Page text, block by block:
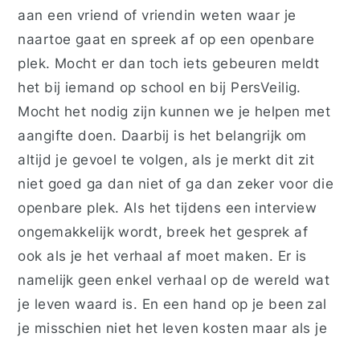
aan een vriend of vriendin weten waar je
naartoe gaat en spreek af op een openbare
plek. Mocht er dan toch iets gebeuren meldt
het bij iemand op school en bij PersVeilig.
Mocht het nodig zijn kunnen we je helpen met
aangifte doen. Daarbij is het belangrijk om
altijd je gevoel te volgen, als je merkt dit zit
niet goed ga dan niet of ga dan zeker voor die
openbare plek. Als het tijdens een interview
ongemakkelijk wordt, breek het gesprek af
ook als je het verhaal af moet maken. Er is
namelijk geen enkel verhaal op de wereld wat
je leven waard is. En een hand op je been zal
je misschien niet het leven kosten maar als je